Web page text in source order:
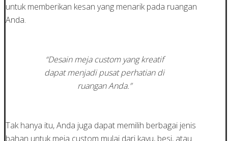
untuk memberikan kesan yang menarik pada ruangan
Anda.
“Desain meja custom yang kreatif
dapat menjadi pusat perhatian di
ruangan Anda.”
Tak hanya itu, Anda juga dapat memilih berbagai jenis
bahan untuk meja custom mulai dari kayu, besi, atau